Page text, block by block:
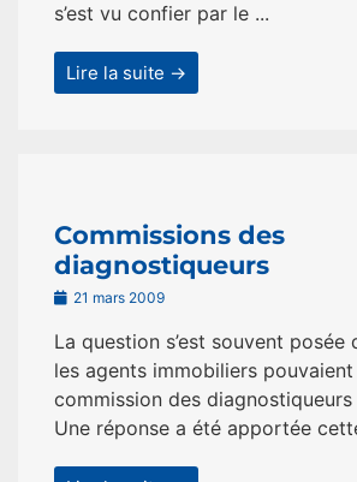
s’est vu confier par le ...
Lire la suite →
Commissions des
diagnostiqueurs
21 mars 2009
La question s’est souvent posée
les agents immobiliers
commission des
Une réponse a été apportée